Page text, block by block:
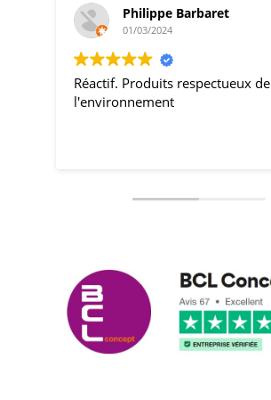
Philippe Barbaret
01/03/2024
Réactif. Produits respectueux de
l'environnement